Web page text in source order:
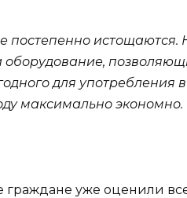
истощаются.
для употребления
максимально экономно.
граждане уже оценили